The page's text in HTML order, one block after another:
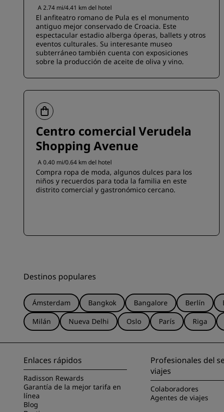
A 2.74 mi/4.41 km del hotel
El anfiteatro romano de Pula es el monumento
antiguo mejor conservado de Croacia. Este
espectacular estadio alberga óperas, ballets y otros
eventos culturales. Su interesante museo
subterráneo también cuenta con exposiciones
sobre la producción de aceite de oliva y vino.
Centro comercial Verudela
Shopping Avenue
A 0.40 mi/0.64 km del hotel
Compra ropa de moda, algunos dulces para los
niños y recuerdos para toda la familia en este
distrito comercial y gastronómico cercano.
Destinos populares
Ámsterdam Bangkok Bangalore Berlín
Milán
Nueva Delhi Oslo París Riga
Enlaces rápidos
Radisson Rewards
Garantía de la mejor tarifa en
línea
Blog
Profesionales del
viajes
Colaboradores
Agentes de viajes